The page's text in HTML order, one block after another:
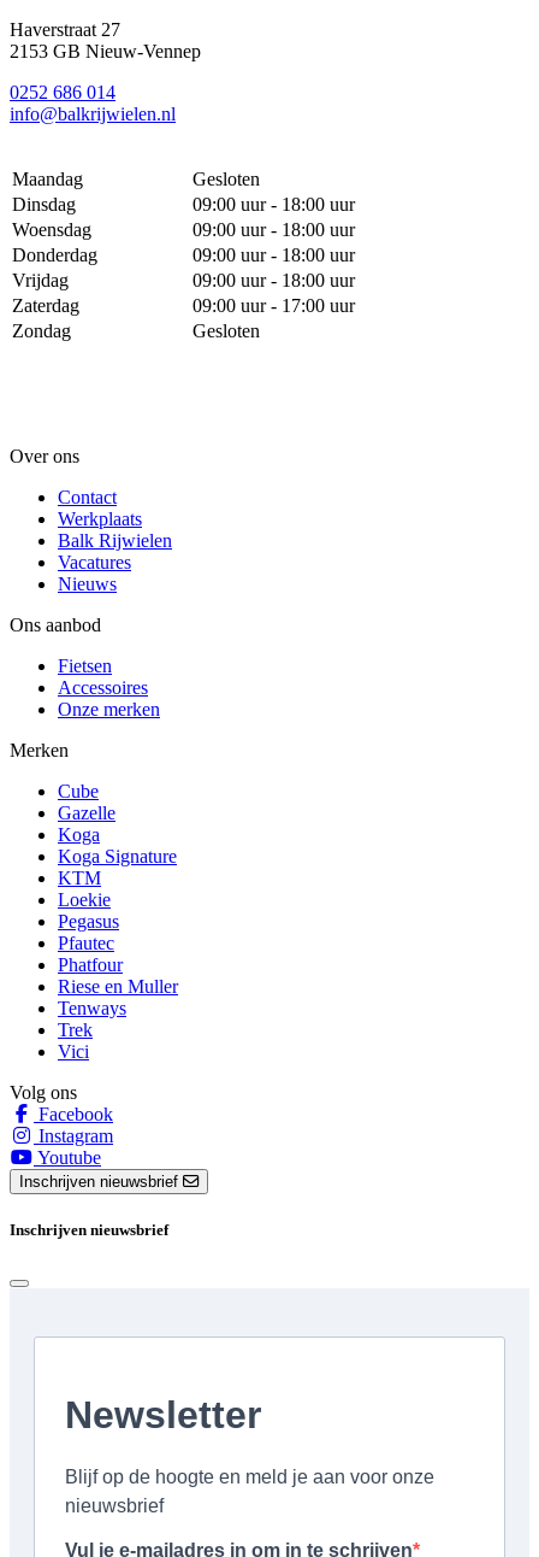
Haverstraat 27
2153 GB Nieuw-Vennep
0252 686 014
info@balkrijwielen.nl
Maandag
Gesloten
Dinsdag
09:00 uur - 18:00 uur
Woensdag
09:00 uur - 18:00 uur
Donderdag
09:00 uur - 18:00 uur
Vrijdag
09:00 uur - 18:00 uur
Zaterdag
09:00 uur - 17:00 uur
Zondag
Gesloten
Over ons
Contact
Werkplaats
Balk Rijwielen
Vacatures
Nieuws
Ons aanbod
Fietsen
Accessoires
Onze merken
Merken
Cube
Gazelle
Koga
Koga Signature
KTM
Loekie
Pegasus
Pfautec
Phatfour
Riese en Muller
Tenways
Trek
Vici
Volg ons
Facebook
Instagram
Youtube
Inschrijven nieuwsbrief
Inschrijven nieuwsbrief